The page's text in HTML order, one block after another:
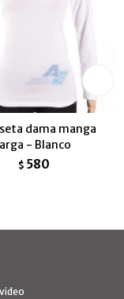
dama manga
- Blanco
$ 580